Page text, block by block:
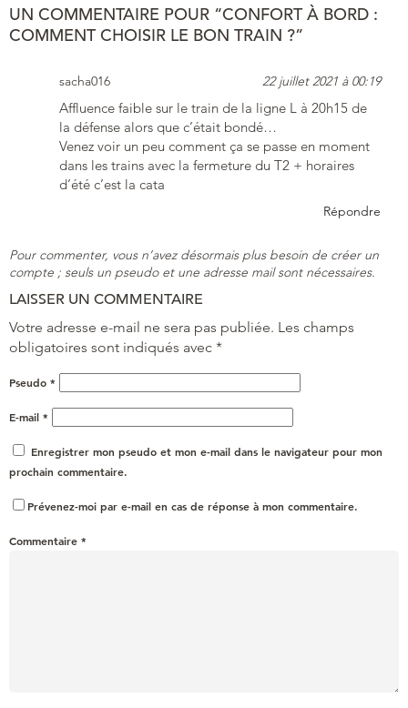
UN COMMENTAIRE POUR “CONFORT À BORD :
COMMENT CHOISIR LE BON TRAIN ?”
sacha016 22 juillet 2021 à 00:19
Affluence faible sur le train de la ligne L à 20h15 de
la défense alors que c’était bondé…
Venez voir un peu comment ça se passe en moment
dans les trains avec la fermeture du T2 + horaires
d’été c’est la cata
Répondre
Pour commenter, vous n’avez désormais plus besoin de créer un
compte ; seuls un pseudo et une adresse mail sont nécessaires.
LAISSER UN COMMENTAIRE
Votre adresse e-mail ne sera pas publiée. Les champs
obligatoires sont indiqués avec *
Pseudo *
E-mail *
Enregistrer mon pseudo et mon e-mail dans le navigateur pour mon
prochain commentaire.
Prévenez-moi par e-mail en cas de réponse à mon commentaire.
Commentaire *